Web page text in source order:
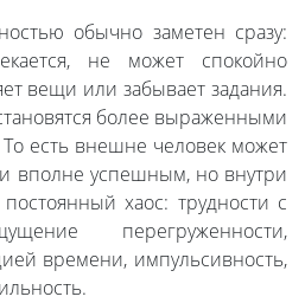
обычно заметен сразу:
не может спокойно
вещи или забывает задания.
более выраженными
есть внешне человек может
вполне успешным, но внутри
хаос: трудности с
перегруженности,
времени, импульсивность,